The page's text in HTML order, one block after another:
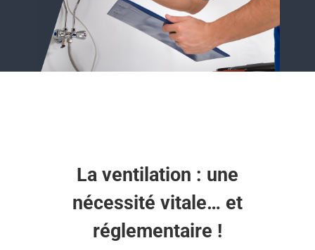
La ventilation : une
nécessité vitale… et
réglementaire !